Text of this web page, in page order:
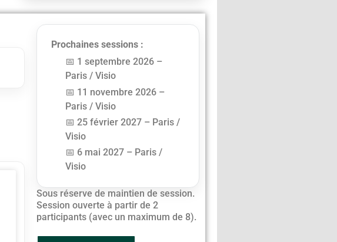
Prochaines sessions :
1 septembre 2026 –
Paris / Visio
11 novembre 2026 –
Paris / Visio
25 février 2027 – Paris /
Visio
6 mai 2027 – Paris /
Visio
Sous réserve de maintien de session.
Session ouverte à partir de 2
participants (avec un maximum de 8).